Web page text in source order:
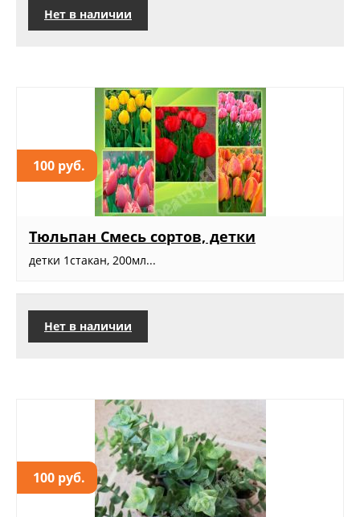
Нет в наличии
100 руб.
Тюльпан Смесь сортов, детки
детки 1стакан, 200мл...
Нет в наличии
100 руб.